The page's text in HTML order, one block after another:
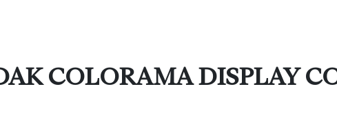
COLORAMA DISPLAY